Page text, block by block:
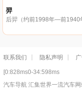
羿
后羿（约前1998年—前1940
联系我们 隐私声明
[0:828ms0-34:598ms
汽车导航 汇集世界一流汽车